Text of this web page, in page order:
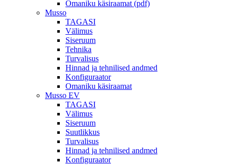
Omaniku käsiraamat (pdf)
Musso
TAGASI
Välimus
Siseruum
Tehnika
Turvalisus
Hinnad ja tehnilised andmed
Konfiguraator
Omaniku käsiraamat
Musso EV
TAGASI
Välimus
Siseruum
Suutlikkus
Turvalisus
Hinnad ja tehnilised andmed
Konfiguraator